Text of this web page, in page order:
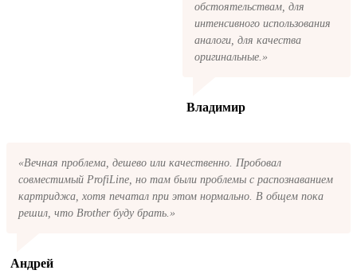
обстоятельствам, для
интенсивного использования
аналоги, для качества
оригинальные.»
Владимир
«Вечная проблема, дешево или качественно. Пробовал
совместимый ProfiLine, но там были проблемы с распознаванием
картриджа, хотя печатал при этом нормально. В общем пока
решил, что Brother буду брать.»
Андрей